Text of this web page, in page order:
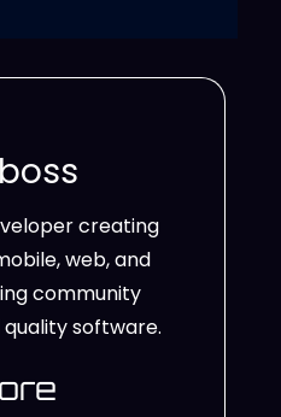
creating
web, and
community
software.